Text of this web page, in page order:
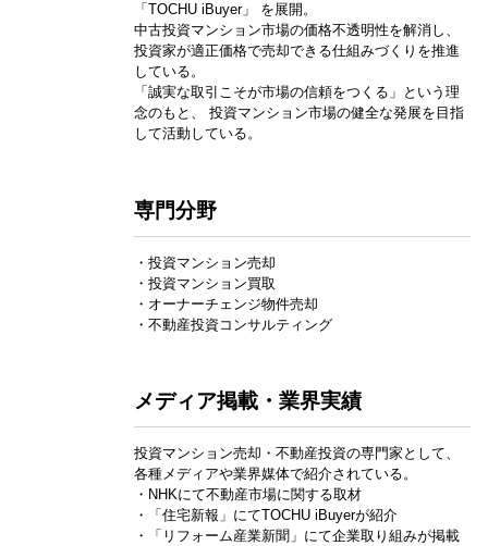
「TOCHU iBuyer」 を展開。
中古投資マンション市場の価格不透明性を解消し、
投資家が適正価格で売却できる仕組みづくりを推進
している。
「誠実な取引こそが市場の信頼をつくる」という理
念のもと、 投資マンション市場の健全な発展を目指
して活動している。
専門分野
・投資マンション売却
・投資マンション買取
・オーナーチェンジ物件売却
・不動産投資コンサルティング
メディア掲載・業界実績
投資マンション売却・不動産投資の専門家として、
各種メディアや業界媒体で紹介されている。
・NHKにて不動産市場に関する取材
・「住宅新報」にてTOCHU iBuyerが紹介
・「リフォーム産業新聞」にて企業取り組みが掲載